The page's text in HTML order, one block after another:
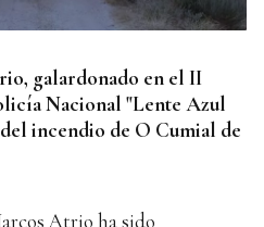
galardonado en el II
Nacional "Lente Azul
incendio de O Cumial de
Atrio ha sido